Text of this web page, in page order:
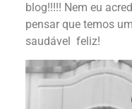
blog!!!!! Nem eu
pensar que temos
saudável feliz!